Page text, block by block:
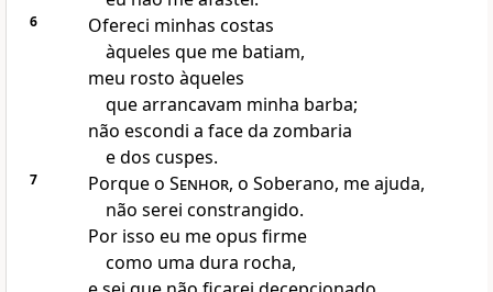
6
Ofereci minhas costas
àqueles que me batiam,
meu rosto àqueles
que arrancavam minha barba;
não escondi a face da zombaria
e dos cuspes.
7 Porque o Senhor, o Soberano, me ajuda,
não serei constrangido.
Por isso eu me opus firme
como uma dura rocha,